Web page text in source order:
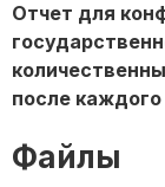
Отчет для
после
Файлы